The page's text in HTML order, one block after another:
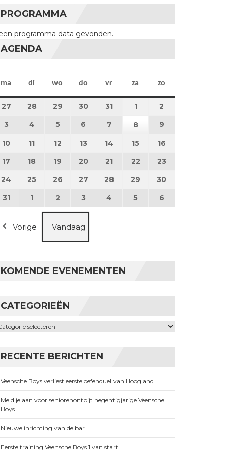
PROGRAMMA
programma data gevonden.
AGENDA
ma maandag
di dinsdag
wo woensdag
do donderdag
vr vrijdag
za zaterdag
zo
27 27 juli 2026
28 28 juli 2026
29 29 juli 2026
3030 juli 2026
31 31 juli 2026
11 augustus 2026
2
3 3 augustus 2026
4 4 augustus 2026
55 augustus 2026
6 6 augustus 2026
7 7 augustus 2026
88 augustus 2026
9
10 10 augustus 2026
11 11 augustus 2026
12 12 augustus 2026
13 13 augustus 2026
14 14 augustus 2026
15 15 augustus 2026
16
17 17 augustus 2026
18 18 augustus 2026
19 19 augustus 2026
20 20 augustus 2026
21 21 augustus 2026
22 22 augustus 2026
23
24 24 augustus 2026
25 25 augustus 2026
26 26 augustus 2026
27 27 augustus 2026
28 28 augustus 2026
29 29 augustus 2026
30
3131 augustus 2026
1 1 september 2026
2 2 september 2026
3 3 september 2026
4 4 september 2026
5 5 september 2026
6
Vorige Vandaag
KOMENDE EVENEMENTEN
CATEGORIEËN
RECENTE BERICHTEN
Veensche Boys verliest eerste oefenduel van Hoogland
Meld je aan voor seniorenontbijt negentigjarige Veensche
Boys
Nieuwe inrichting van de bar
Eerste training Veensche Boys 1 van start